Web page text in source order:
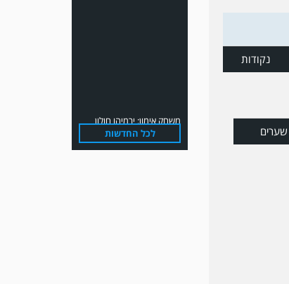
נקודות
שערים לכל החדשות